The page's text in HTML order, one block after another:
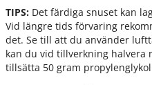
TIPS: Det färdiga snuset kan
Vid längre tids förvaring
det. Se till att du använder
kan du vid tillverkning halvera
tillsätta 50 gram